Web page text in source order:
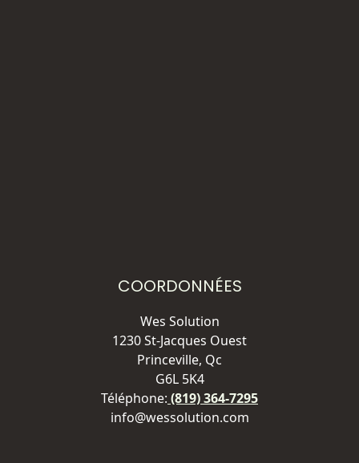
COORDONNÉES
Wes Solution
1230 St-Jacques Ouest
Princeville, Qc
G6L 5K4
Téléphone: (819) 364-7295
info@wessolution.com